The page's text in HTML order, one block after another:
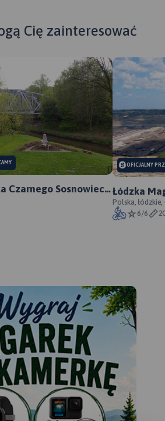
Cię zainteresować
Czarnego Sosnowiec -
OFICJALNY
Łódzka
Polska, łódzkie,
6/6